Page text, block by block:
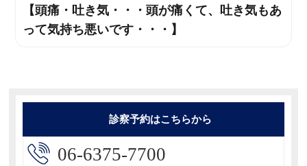
次
の
【頭痛・吐き気・・・頭が痛くて、吐き気もあ
って気持ち悪いです・・・】
診察予約はこちらから
06-6375-7700